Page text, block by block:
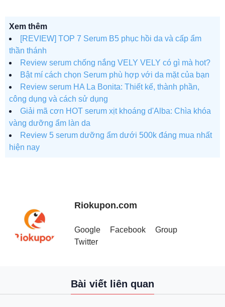
Xem thêm
[REVIEW] TOP 7 Serum B5 phục hồi da và cấp ẩm
thần thánh
Review serum chống nắng VELY VELY có gì mà hot?
Bật mí cách chọn Serum phù hợp với da mặt của bạn
Review serum HA La Bonita: Thiết kế, thành phần,
công dụng và cách sử dụng
Giải mã cơn HOT serum xịt khoáng d'Alba: Chìa khóa
vàng dưỡng ẩm làn da
Review 5 serum dưỡng ẩm dưới 500k đáng mua nhất
hiện nay
Riokupon.com
Google Facebook
Group
Twitter
Bài viết liên quan